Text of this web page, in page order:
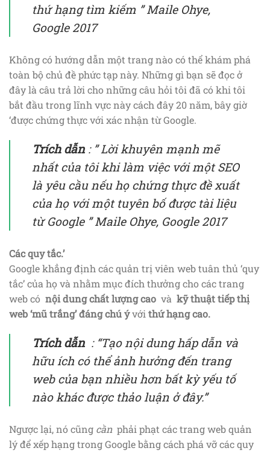
thứ hạng tìm kiếm ” Maile Ohye,
Google 2017
Không có hướng dẫn một trang nào có thể khám phá
toàn bộ chủ đề phức tạp này. Những gì bạn sẽ đọc ở
đây là câu trả lời cho những câu hỏi tôi đã có khi tôi
bắt đầu trong lĩnh vực này cách đây 20 năm, bây giờ
‘được chứng thực với xác nhận từ Google.
Trích dẫn : ”Lời khuyên mạnh mẽ
nhất của tôi khi làm việc với một SEO
là yêu cầu nếu họ chứng thực đề xuất
của họ với một tuyên bố được tài liệu
từ Google” Maile Ohye, Google 2017
Các quy tắc.’
Google khẳng định các quản trị viên web tuân thủ ‘quy
tắc’ của họ và nhằm mục đích thưởng cho các trang
web có nội dung chất lượng cao và kỹ thuật tiếp thị
web ‘mũ trắng’ đáng chú ývới thứ hạng cao.
Trích dẫn : “Tạo nội dung hấp dẫn và
hữu ích có thể ảnh hưởng đến trang
web của bạn nhiều hơn bất kỳ yếu tố
nào khác được thảo luận ở đây.”
Ngược lại, nó cũng cầnphải phạt các trang web quản
lý để xếp hạng trong Google bằng cách phá vỡ các quy